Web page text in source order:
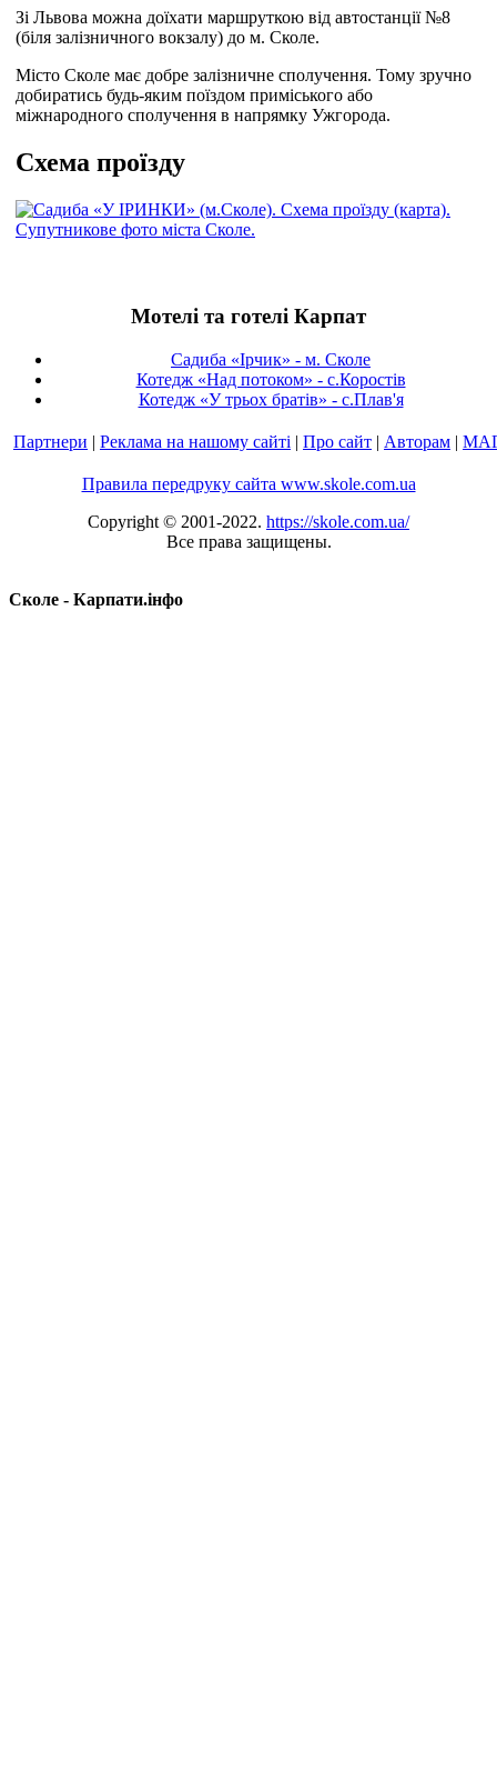
Зі Львова можна доїхати маршруткою від автостанції №8
(біля залізничного вокзалу) до м. Сколе.
Місто Сколе має добре залізничне сполучення. Тому зручно
добиратись будь-яким поїздом приміського або
міжнародного сполучення в напрямку Ужгорода.
Схема проїзду
Мотелі та готелі Карпат
Садиба «Ірчик» - м. Сколе
Котедж «Над потоком» - с.Коростів
Котедж «У трьох братів» - с.Плав'я
Партнери | Реклама на нашому сайті | Про сайт | Авторам |
Правила передруку сайта www.skole.com.ua
Copyright © 2001-2022. https://skole.com.ua/
Все права защищены.
Сколе - Карпати.інфо